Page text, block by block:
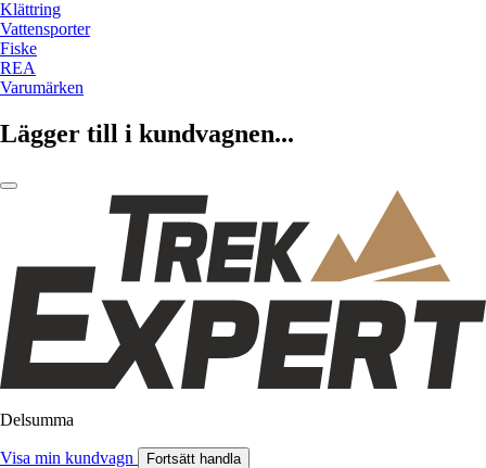
Klättring
Vattensporter
Fiske
REA
Varumärken
Lägger till i kundvagnen...
Delsumma
Visa min kundvagn Fortsätt handla